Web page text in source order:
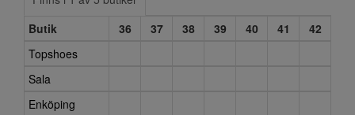
Butik
36 37 38 39 40 41
42
Topshoes
Sala
Enköping